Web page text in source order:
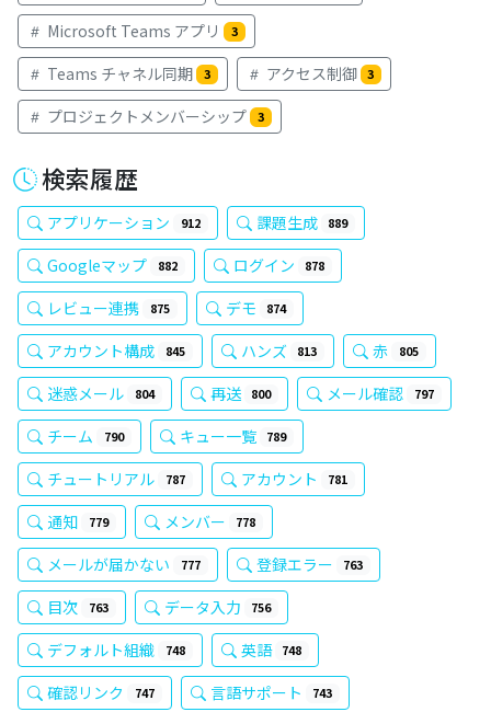
Microsoft Teams アプリ 3
Teams チャネル同期 3 アクセス制御 3
プロジェクトメンバーシップ 3
検索履歴
アプリケーション 912 課題生成 889
Googleマップ 882 ログイン 878
レビュー連携 875 デモ 874
アカウント構成 845 ハンズ 813 赤 805
迷惑メール 804 再送 800 メール確認 797
チーム 790 キュー一覧 789
チュートリアル 787 アカウント 781
通知 779 メンバー 778
メールが届かない 777 登録エラー 763
目次 763 データ入力 756
デフォルト組織 748 英語 748
確認リンク 747 言語サポート 743